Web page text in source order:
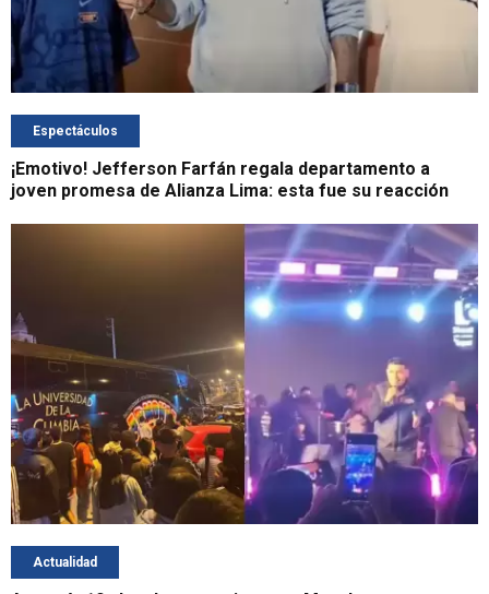
Espectáculos
¡Emotivo! Jefferson Farfán regala departamento a
joven promesa de Alianza Lima: esta fue su reacción
Actualidad